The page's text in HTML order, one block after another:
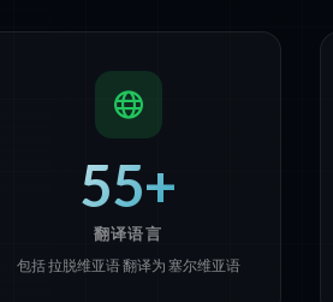
55+
翻译语言
包括 拉脱维亚语 翻译为 塞尔维亚语